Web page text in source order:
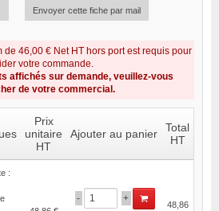
Envoyer cette fiche par mail
de 46,00 € Net HT hors port est requis pour
votre commande.
affichés sur demande, veuillez-vous
de votre commercial.
Prix
unitaire
HT
Ajouter au panier
Total
HT
:
- +
48,86